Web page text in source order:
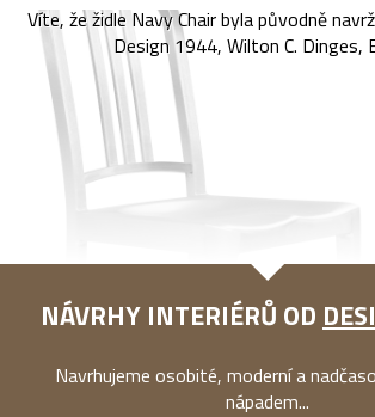
Víte, že židle Navy Chair byla původně
Design 1944, Wilton C. Dinges,
NÁVRHY INTERIÉRŮ OD
Navrhujeme osobité, moderní a
nápadem...